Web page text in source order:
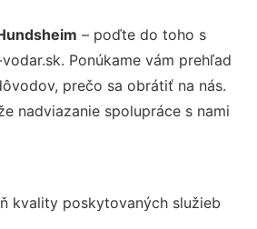
– poďte do toho s
Ponúkame vám prehľad
prečo sa obrátiť na nás.
nadviazanie spolupráce s nami
kvality poskytovaných služieb